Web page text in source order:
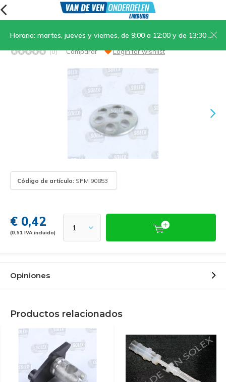
Horario: martes, jueves y viernes, de 9:00 a 12:00 y de 13:30 a 17:00; sábados, de 9:00 a 12:00
09. Placa de cierre del carburador
(0) Comparar Login for wishlist
Código de artículo: SPM 90853
€ 0,42
(0,51 IVA incluido)
Opiniones
Productos relacionados